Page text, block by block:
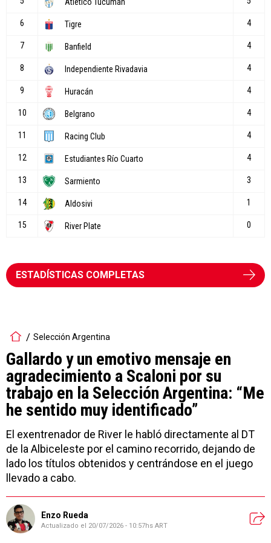
ESTADÍSTICAS COMPLETAS
Selección Argentina
Gallardo y un emotivo mensaje en
agradecimiento a Scaloni por su
trabajo en la Selección Argentina: “Me
he sentido muy identificado”
El exentrenador de River le habló directamente al DT
de la Albiceleste por el camino recorrido, dejando de
lado los títulos obtenidos y centrándose en el juego
llevado a cabo.
Enzo Rueda
Actualizado el 20/07/2026 - 10:57hs ART